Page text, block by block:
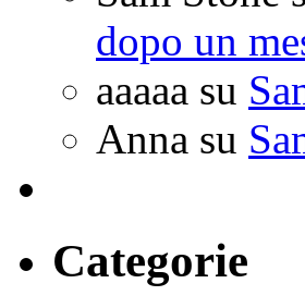
dopo un
aaaaa su
Anna su
Categorie